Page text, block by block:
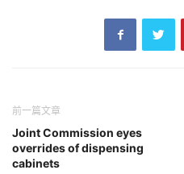
前一篇文章
Joint Commission eyes
overrides of dispensing
cabinets